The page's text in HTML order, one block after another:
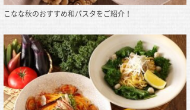
こなな秋のおすすめ和パスタをご紹介！